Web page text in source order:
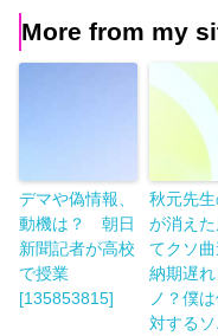
More from my
デマや偽情報、
動機は？ 朝日
新聞記者が高校
で授業
[135853815]
秋元先
が消え
てクソ曲
納期遅
ノ？僕
対する